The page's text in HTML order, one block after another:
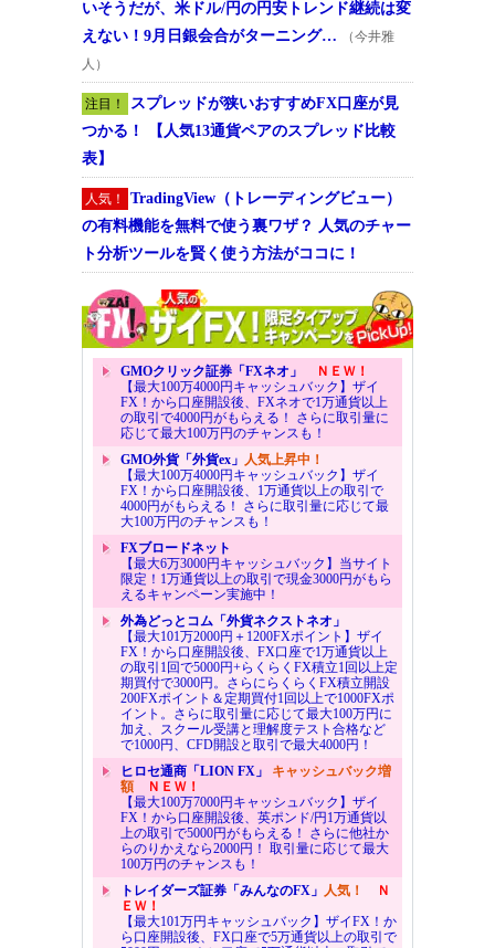
いそうだが、米ドル/円の円安トレンド継続は変
えない！9月日銀会合がターニング…
（今井雅
人）
注目！
スプレッドが狭いおすすめFX口座が見
つかる！ 【人気13通貨ペアのスプレッド比較
表】
人気！
TradingView（トレーディングビュー）
の有料機能を無料で使う裏ワザ？ 人気のチャー
ト分析ツールを賢く使う方法がココに！
GMOクリック証券「FXネオ」
ＮＥＷ！
【最大100万4000円キャッシュバック】ザイ
FX！から口座開設後、FXネオで1万通貨以上
の取引で4000円がもらえる！ さらに取引量に
応じて最大100万円のチャンスも！
GMO外貨「外貨ex」 人気上昇中！
【最大100万4000円キャッシュバック】ザイ
FX！から口座開設後、1万通貨以上の取引で
4000円がもらえる！ さらに取引量に応じて最
大100万円のチャンスも！
FXブロードネット
【最大6万3000円キャッシュバック】当サイト
限定！1万通貨以上の取引で現金3000円がもら
えるキャンペーン実施中！
外為どっとコム「外貨ネクストネオ」
【最大101万2000円＋1200FXポイント】ザイ
FX！から口座開設後、FX口座で1万通貨以上
の取引1回で5000円+らくらくFX積立1回以上定
期買付で3000円。さらにらくらくFX積立開設
200FXポイント＆定期買付1回以上で1000FXポ
イント。さらに取引量に応じて最大100万円に
加え、スクール受講と理解度テスト合格など
で1000円、CFD開設と取引で最大4000円！
ヒロセ通商「LION FX」 キャッシュバック増
額ＮＥＷ！
【最大100万7000円キャッシュバック】ザイ
FX！から口座開設後、英ポンド/円1万通貨以
上の取引で5000円がもらえる！ さらに他社か
らのりかえなら2000円！ 取引量に応じて最大
100万円のチャンスも！
トレイダーズ証券「みんなのFX」 人気！
Ｎ
ＥＷ！
【最大101万円キャッシュバック】ザイFX！か
ら口座開設後、FX口座で5万通貨以上の取引で